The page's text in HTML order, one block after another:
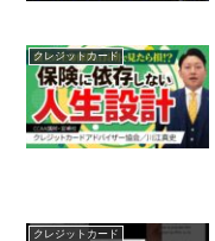
クレジットカード
クレジットカード